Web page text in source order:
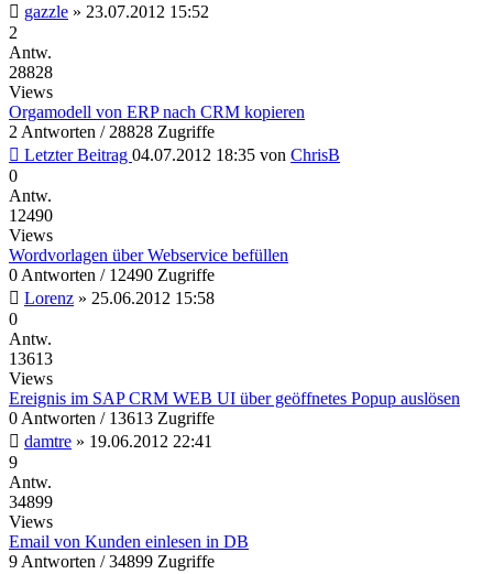
gazzle » 23.07.2012 15:52
2
Antw.
28828
Views
Orgamodell von ERP nach CRM kopieren
2 Antworten / 28828 Zugriffe
Letzter Beitrag 04.07.2012 18:35 von ChrisB
0
Antw.
12490
Views
Wordvorlagen über Webservice befüllen
0 Antworten / 12490 Zugriffe
Lorenz » 25.06.2012 15:58
0
Antw.
13613
Views
Ereignis im SAP CRM WEB UI über geöffnetes Popup auslösen
0 Antworten / 13613 Zugriffe
damtre » 19.06.2012 22:41
9
Antw.
34899
Views
Email von Kunden einlesen in DB
9 Antworten / 34899 Zugriffe